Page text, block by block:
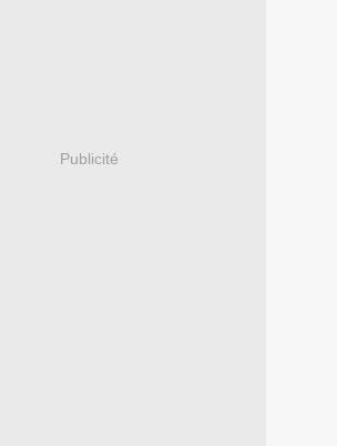
Publicité